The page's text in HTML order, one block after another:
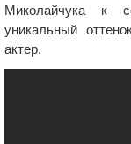
Миколайчука к
уникальный
актер.